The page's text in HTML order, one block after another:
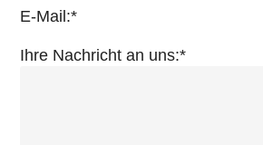
E-Mail:*
Ihre Nachricht an uns:*